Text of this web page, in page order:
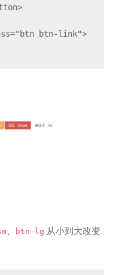
btn-link">
、 btn-lg 从小到大改变